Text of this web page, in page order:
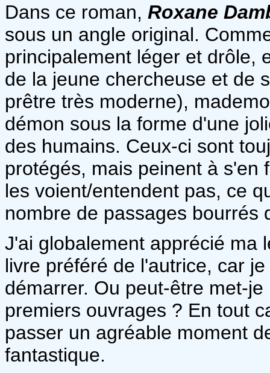
Dans ce roman, Roxane
sous un angle original.
principalement léger et drôle,
de la jeune chercheuse et de
prêtre très moderne),
démon sous la forme d'une
des humains. Ceux-ci sont
protégés, mais peinent à s'en
les voient/entendent pas, ce
nombre de passages bourrés
J'ai globalement apprécié ma
livre préféré de l'autrice, car
démarrer. Ou peut-être met-
premiers ouvrages ? En tout
passer un agréable moment
fantastique.